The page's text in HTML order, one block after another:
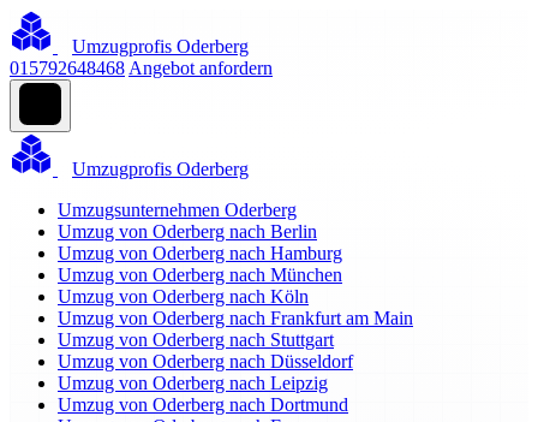
Umzugprofis Oderberg
015792648468 Angebot anfordern
Umzugprofis Oderberg
Umzugsunternehmen Oderberg
Umzug von Oderberg nach Berlin
Umzug von Oderberg nach Hamburg
Umzug von Oderberg nach München
Umzug von Oderberg nach Köln
Umzug von Oderberg nach Frankfurt am Main
Umzug von Oderberg nach Stuttgart
Umzug von Oderberg nach Düsseldorf
Umzug von Oderberg nach Leipzig
Umzug von Oderberg nach Dortmund